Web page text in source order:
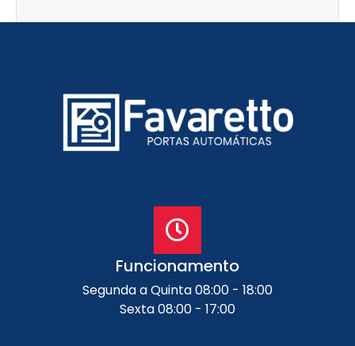
Funcionamento
Segunda a Quinta 08:00 - 18:00
Sexta 08:00 - 17:00